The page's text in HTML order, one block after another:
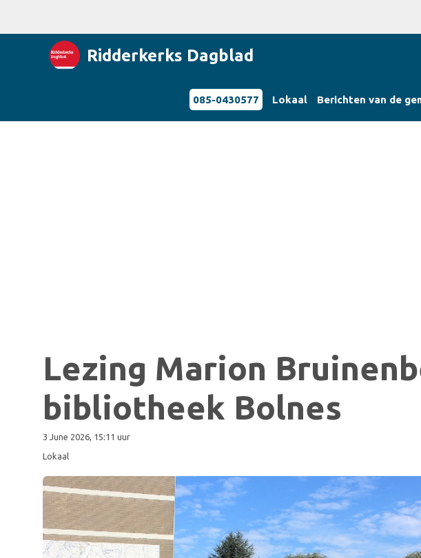
Ridderkerks Dagblad
085-0430577 Lokaal Berichten van de
Lezing Marion
bibliotheek Bolnes
3 June 2026, 15:11 uur
Lokaal